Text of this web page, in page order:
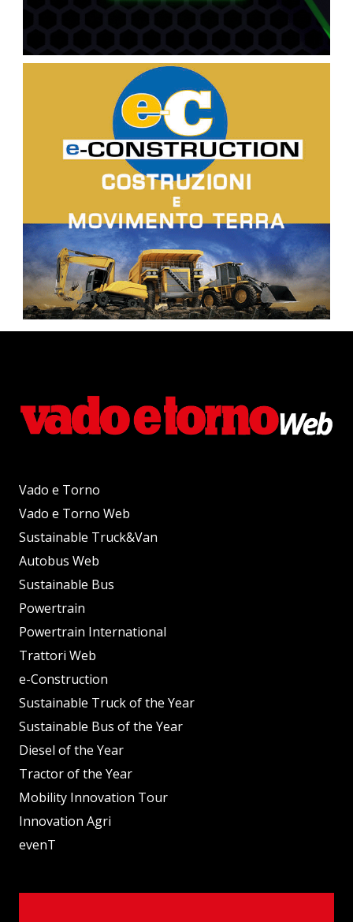
Vado e Torno
Vado e Torno Web
Sustainable Truck&Van
Autobus Web
Sustainable Bus
Powertrain
Powertrain International
Trattori Web
e-Construction
Sustainable Truck of the Year
Sustainable Bus of the Year
Diesel of the Year
Tractor of the Year
Mobility Innovation Tour
Innovation Agri
evenT